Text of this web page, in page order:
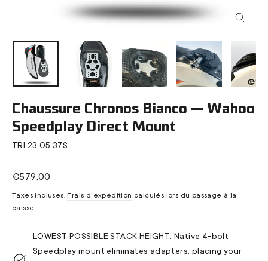
Chaussure Chronos Bianco — Wahoo
Speedplay Direct Mount
TRI.23.05.37S
Prix
€579,00
Taxes incluses. Frais d'expédition calculés lors du passage à la
caisse.
LOWEST POSSIBLE STACK HEIGHT: Native 4-bolt
Speedplay mount eliminates adapters, placing your